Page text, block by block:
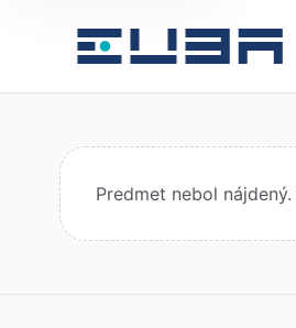
Predmet nebol nájdený.